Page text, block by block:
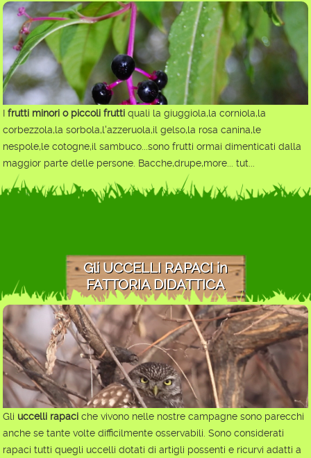
Ifrutti minori o piccoli frutti quali la giuggiola,la corniola,la
corbezzola,la sorbola,l'azzeruola,il gelso,la rosa canina,le
nespole,le cotogne,il sambuco...sono frutti ormai dimenticati dalla
maggior parte delle persone. Bacche,drupe,more... tut...
Gli UCCELLI RAPACI in
FATTORIA DIDATTICA
Gli uccelli rapaci che vivono nelle nostre campagne sono parecchi
anche se tante volte difficilmente osservabili. Sono considerati
rapaci tutti quegli uccelli dotati di artigli possenti e ricurvi adatti a